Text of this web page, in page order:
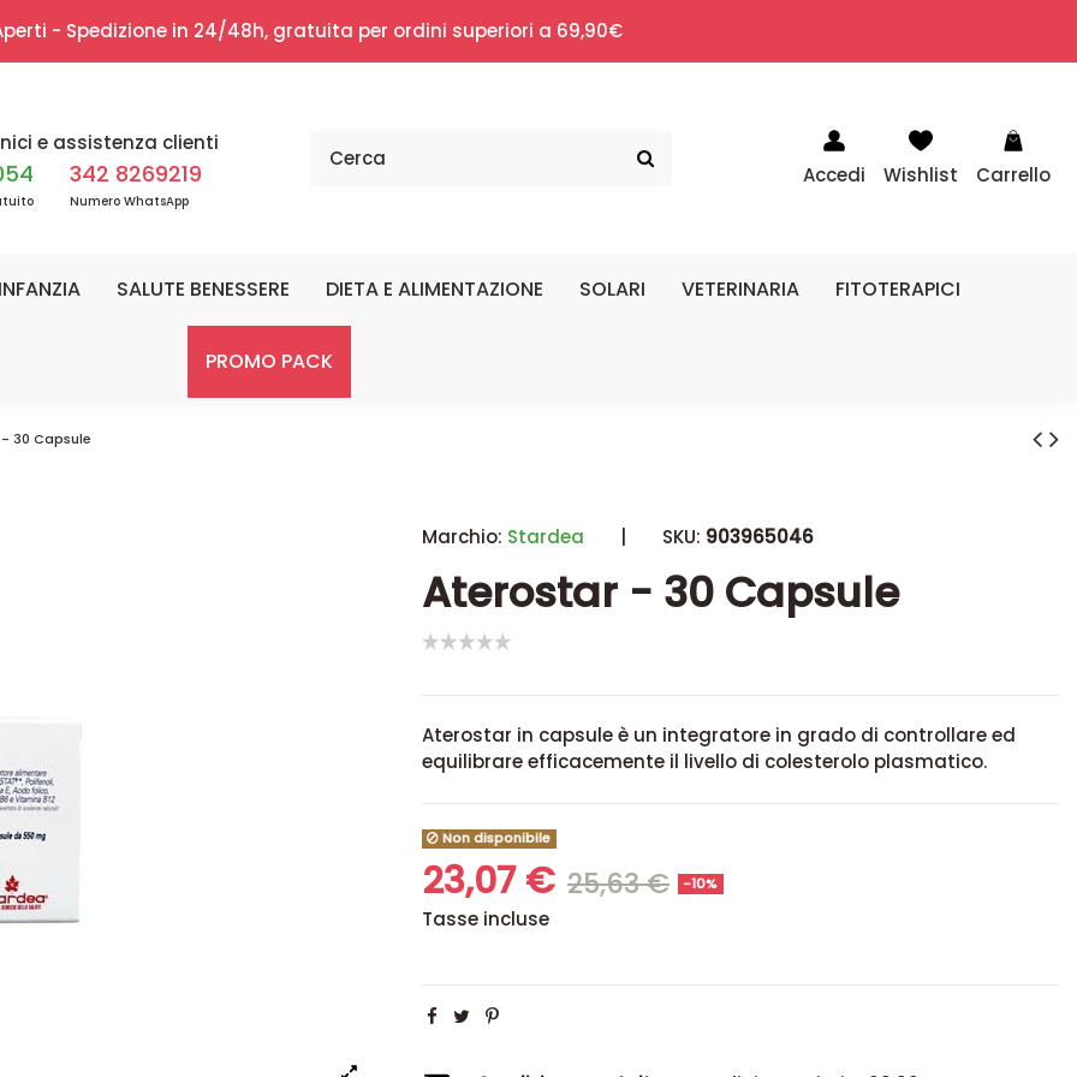
- Spedizione in 24/48h, gratuita per ordini superiori a 69,90€
e assistenza clienti
342 8269219
Numero WhatsApp
Accedi Wishlist Carrello
SALUTE BENESSERE DIETA E ALIMENTAZIONE SOLARI VETERINARIA FITOTERAPICI
PROMO PACK
30 Capsule
Marchio: Stardea | SKU: 903965046
Aterostar - 30 Capsule
Aterostar in capsule è un integratore in grado di controllare ed
equilibrare efficacemente il livello di colesterolo plasmatico.
Non disponibile
23,07 € 25,63 € -10%
Tasse incluse